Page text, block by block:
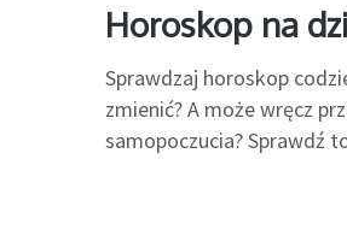
Horoskop na
Sprawdzaj horoskop
zmienić? A może wręcz
samopoczucia? Sprawdź